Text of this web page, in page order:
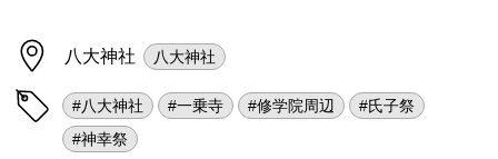
八大神社 八大神社
#八大神社 #一乗寺 #修学院周辺
#氏子祭
#神幸祭